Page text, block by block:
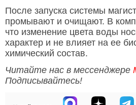
После запуска системы
промывают и очищают. В
что изменение цвета воды
характер и не влияет на ее
химический состав.
Читайте нас в мессенджере
Подписывайтесь!